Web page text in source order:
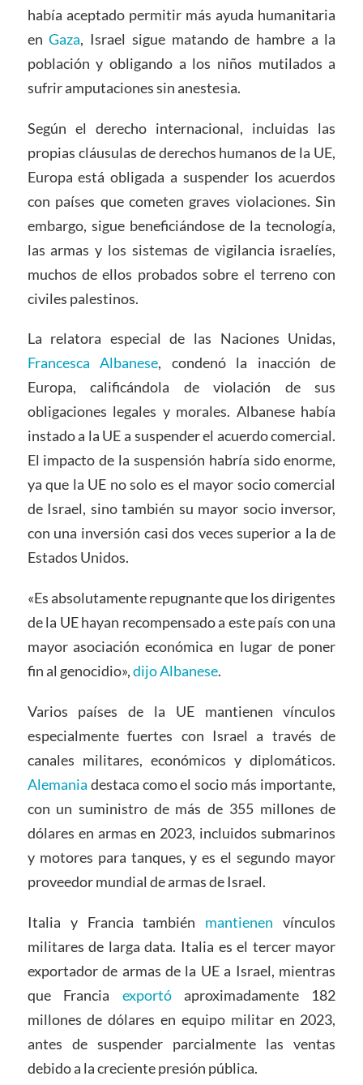
había aceptado permitir más ayuda humanitaria
enGaza, Israel sigue matando de hambre a la
población y obligando a los niños mutilados a
sufrir amputaciones sin anestesia.
Según el derecho internacional, incluidas las
propias cláusulas de derechos humanos de la UE,
Europa está obligada a suspender los acuerdos
con países que cometen graves violaciones. Sin
embargo, sigue beneficiándose de la tecnología,
las armas y los sistemas de vigilancia israelíes,
muchos de ellos probados sobre el terreno con
civiles palestinos.
La relatora especial de las Naciones Unidas,
Francesca Albanese, condenó la inacción de
Europa, calificándola de violación de sus
obligaciones legales y morales. Albanese había
instado a la UE a suspender el acuerdo comercial.
El impacto de la suspensión habría sido enorme,
ya que la UE no solo es el mayor socio comercial
de Israel, sino también su mayor socio inversor,
con una inversión casi dos veces superior a la de
Estados Unidos.
«Es absolutamente repugnante que los dirigentes
de la UE hayan recompensado a este país con una
mayor asociación económica en lugar de poner
fin al genocidio»,dijo Albanese.
Varios países de la UE mantienen vínculos
especialmente fuertes con Israel a través de
canales militares, económicos y diplomáticos.
Alemania destaca como el socio más importante,
con un suministro de más de 355 millones de
dólares en armas en 2023, incluidos submarinos
y motores para tanques, y es el segundo mayor
proveedor mundial de armas de Israel.
Italia y Francia también mantienen vínculos
militares de larga data. Italia es el tercer mayor
exportador de armas de la UE a Israel, mientras
que Francia exportóaproximadamente 182
millones de dólares en equipo militar en 2023,
antes de suspender parcialmente las ventas
debido a la creciente presión pública.